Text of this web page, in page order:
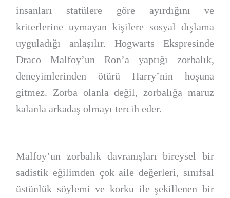
insanları statülere göre ayırdığını ve
kriterlerine uymayan kişilere sosyal dışlama
uyguladığı anlaşılır. Hogwarts Ekspresinde
Draco Malfoy’un Ron’a yaptığı zorbalık,
deneyimlerinden ötürü Harry’nin hoşuna
gitmez. Zorba olanla değil, zorbalığa maruz
kalanla arkadaş olmayı tercih eder.
Malfoy’un zorbalık davranışları bireysel bir
sadistik eğilimden çok aile değerleri, sınıfsal
üstünlük söylemi ve korku ile şekillenen bir